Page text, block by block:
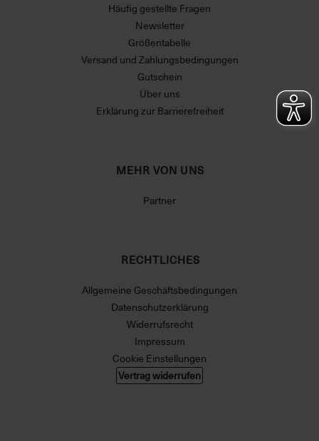
Häufig gestellte Fragen
Newsletter
Größentabelle
Versand und Zahlungsbedingungen
Gutschein
Über uns
Erklärung zur Barrierefreiheit
MEHR VON UNS
Partner
RECHTLICHES
Allgemeine Geschäftsbedingungen
Datenschutzerklärung
Widerrufsrecht
Impressum
Cookie Einstellungen
Vertrag widerrufen